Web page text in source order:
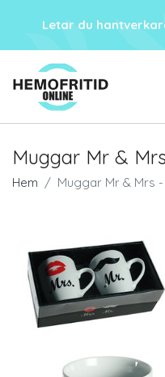
Letar du
Muggar Mr &
Hem Muggar Mr & Mrs